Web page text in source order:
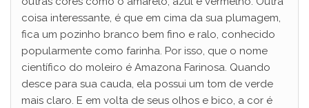
coisa interessante, é que em cima da sua plumagem,
fica um pozinho branco bem fino e ralo, conhecido
popularmente como farinha. Por isso, que o nome
científico do moleiro é Amazona Farinosa. Quando
desce para sua cauda, ela possui um tom de verde
mais claro. E em volta de seus olhos e bico, a cor é